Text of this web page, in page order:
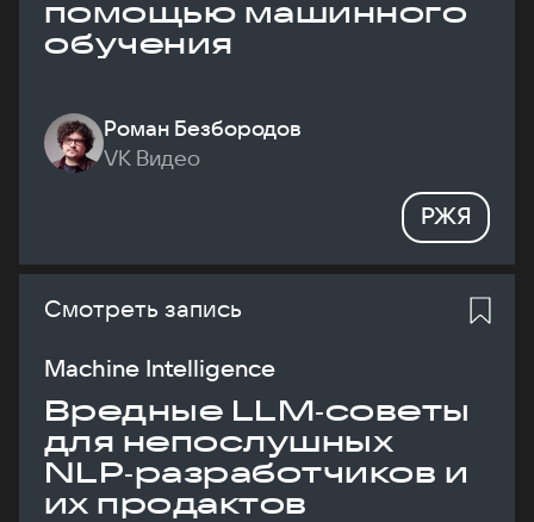
помощью машинного
обучения
Роман Безбородов
VK Видео
РЖЯ
Смотреть запись
Machine Intelligence
Вредные LLM‑советы
для непослушных
NLP‑разработчиков и
их продактов